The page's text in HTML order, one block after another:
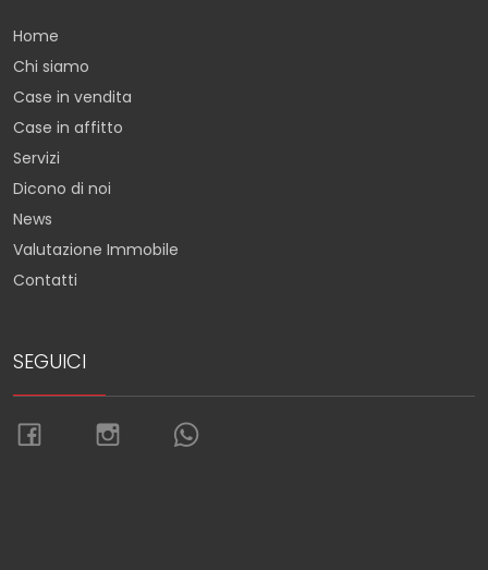
Home
Chi siamo
Case in vendita
Case in affitto
Servizi
Dicono di noi
News
Valutazione Immobile
Contatti
SEGUICI